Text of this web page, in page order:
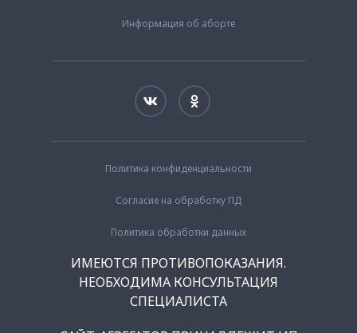
Информация об аборте
Политика конфиденциальности
Согласие на обработку ПД
Политика обработки данных
ИМЕЮТСЯ ПРОТИВОПОКАЗАНИЯ.
НЕОБХОДИМА КОНСУЛЬТАЦИЯ
СПЕЦИАЛИСТА